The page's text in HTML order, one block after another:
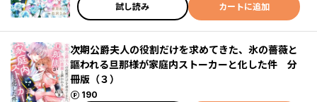
試し読み
カートに追加
次期公爵夫人の役割だけを求めてきた、氷の薔薇と
謳われる旦那様が家庭内ストーカーと化した件 分
冊版（３）
190
ポイント